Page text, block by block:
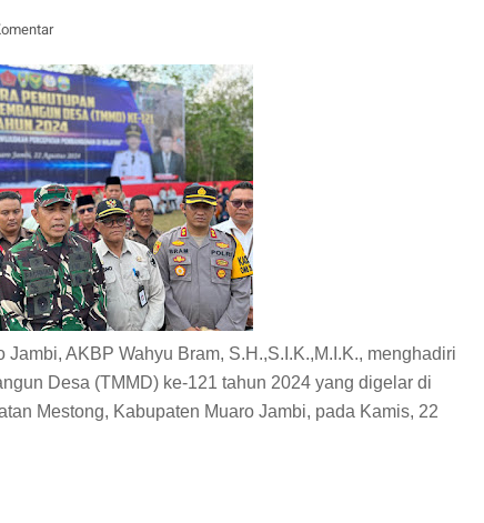
Jambi, AKBP Wahyu Bram, S.H.,S.I.K.,M.I.K., menghadiri
Desa (TMMD) ke-121 tahun 2024 yang digelar di
Mestong, Kabupaten Muaro Jambi, pada Kamis, 22